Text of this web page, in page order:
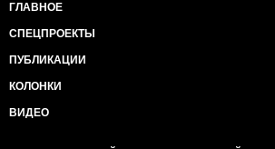
ГЛАВНОЕ
СПЕЦПРОЕКТЫ
ПУБЛИКАЦИИ
КОЛОНКИ
ВИДЕО